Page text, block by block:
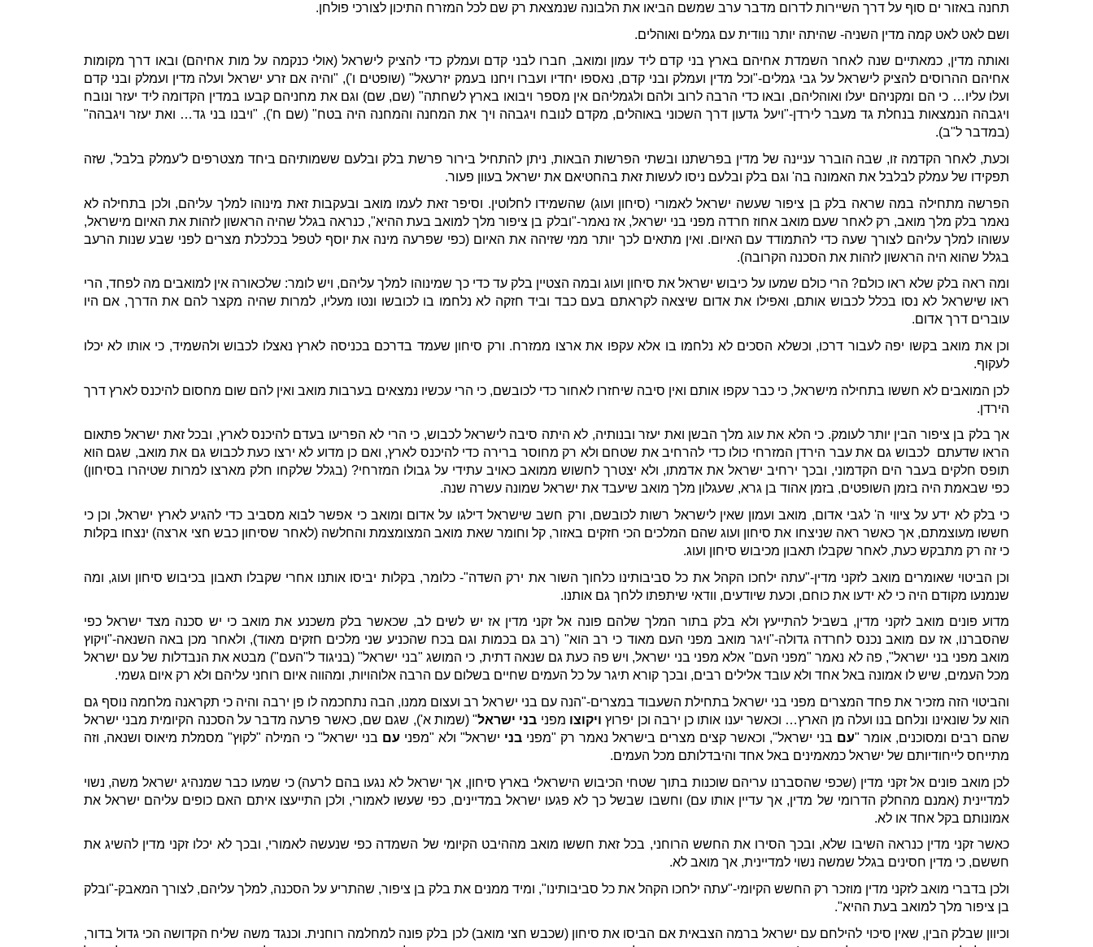
תחנה באזור ים סוף על דרך השיירות לדרום מדבר ערב שמשם הביאו את הלבונה שנמצאת רק שם לכל המזרח התיכון לצורכי פולחן.
ושם לאט לאט קמה מדין השניה- שהיתה יותר נוודית עם גמלים ואוהלים.
ואותה מדין, כמאתיים שנה לאחר השמדת אחיהם בארץ בני קדם ליד עמון ומואב, חברו לבני קדם ועמלק כדי להציק לישראל (אולי כנקמה על מות אחיהם) ובאו דרך מקומות
אחיהם ההרוסים להציק לישראל על גבי גמלים-"וכל מדין ועמלק ובני קדם, נאספו יחדיו ועברו ויחנו בעמק יזרעאל" (שופטים ו'), "והיה אם זרע ישראל ועלה מדין ועמלק ובני קדם
ועלו עליו… כי הם ומקניהם יעלו ואוהליהם, ובאו כדי הרבה לרוב ולהם ולגמליהם אין מספר ויבואו בארץ לשחתה" (שם, שם) וגם את מחניהם קבעו במדין הקדומה ליד יעזר ונובח
ויגבהה הנמצאות בנחלת גד מעבר לירדן-"ויעל גדעון דרך השכוני באוהלים, מקדם לנובח ויגבהה ויך את המחנה והמחנה היה בטח" (שם ח'), "ויבנו בני גד… ואת יעזר ויגבהה"
(במדבר ל"ב).
וכעת, לאחר הקדמה זו, שבה הוברר עניינה של מדין בפרשתנו ובשתי הפרשות הבאות, ניתן להתחיל בירור פרשת בלק ובלעם ששמותיהם ביחד מצטרפים ל'עמלק בלבל', שזה
תפקידו של עמלק לבלבל את האמונה בה' וגם בלק ובלעם ניסו לעשות זאת בהחטיאם את ישראל בעוון פעור.
הפרשה מתחילה במה שראה בלק בן ציפור שעשה ישראל לאמורי (סיחון ועוג) שהשמידו לחלוטין. וסיפר זאת לעמו מואב ובעקבות זאת מינוהו למלך עליהם, ולכן בתחילה לא
נאמר בלק מלך מואב, רק לאחר שעם מואב אחוז חרדה מפני בני ישראל, אז נאמר-"ובלק בן ציפור מלך למואב בעת ההיא", כנראה בגלל שהיה הראשון לזהות את האיום מישראל,
עשוהו למלך עליהם לצורך שעה כדי להתמודד עם האיום. ואין מתאים לכך יותר ממי שזיהה את האיום (כפי שפרעה מינה את יוסף לטפל בכלכלת מצרים לפני שבע שנות הרעב
בגלל שהוא היה הראשון לזהות את הסכנה הקרובה).
ומה ראה בלק שלא ראו כולם? הרי כולם שמעו על כיבוש ישראל את סיחון ועוג ובמה הצטיין בלק עד כדי כך שמינוהו למלך עליהם, ויש לומר: שלכאורה אין למואבים מה לפחד, הרי
ראו שישראל לא נסו בכלל לכבוש אותם, ואפילו את אדום שיצאה לקראתם בעם כבד וביד חזקה לא נלחמו בו לכובשו ונטו מעליו, למרות שהיה מקצר להם את הדרך, אם היו
עוברים דרך אדום.
וכן את מואב בקשו יפה לעבור דרכו, וכשלא הסכים לא נלחמו בו אלא עקפו את ארצו ממזרח. ורק סיחון שעמד בדרכם בכניסה לארץ נאצלו לכבוש ולהשמיד, כי אותו לא יכלו
לעקוף.
לכן המואבים לא חששו בתחילה מישראל, כי כבר עקפו אותם ואין סיבה שיחזרו לאחור כדי לכובשם, כי הרי עכשיו נמצאים בערבות מואב ואין להם שום מחסום להיכנס לארץ דרך
הירדן.
אך בלק בן ציפור הבין יותר לעומק. כי הלא את עוג מלך הבשן ואת יעזר ובנותיה, לא היתה סיבה לישראל לכבוש, כי הרי לא הפריעו בעדם להיכנס לארץ, ובכל זאת ישראל פתאום
הראו שדעתם לכבוש גם את עבר הירדן המזרחי כולו כדי להרחיב את שטחם ולא רק מחוסר ברירה כדי להיכנס לארץ, ואם כן מדוע לא ירצו כעת לכבוש גם את מואב, שגם הוא
תופס חלקים בעבר הים הקדמוני, ובכך ירחיב ישראל את אדמתו, ולא יצטרך לחשוש ממואב כאויב עתידי על גבולו המזרחי? (בגלל שלקחו חלק מארצו למרות שטיהרו בסיחון)
כפי שבאמת היה בזמן השופטים, בזמן אהוד בן גרא, שעגלון מלך מואב שיעבד את ישראל שמונה עשרה שנה.
כי בלק לא ידע על ציווי ה' לגבי אדום, מואב ועמון שאין לישראל רשות לכובשם, ורק חשב שישראל דילגו על אדום ומואב כי אפשר לבוא מסביב כדי להגיע לארץ ישראל, וכן כי
חששו מעוצמתם, אך כאשר ראה שניצחו את סיחון ועוג שהם המלכים הכי חזקים באזור, קל וחומר שאת מואב המצומצמת והחלשה (לאחר שסיחון כבש חצי ארצה) ינצחו בקלות
כי זה רק מתבקש כעת, לאחר שקבלו תאבון מכיבוש סיחון ועוג.
וכן הביטוי שאומרים מואב לזקני מדין-"עתה ילחכו הקהל את כל סביבותינו כלחוך השור את ירק השדה"- כלומר, בקלות יביסו אותנו אחרי שקבלו תאבון בכיבוש סיחון ועוג, ומה
שנמנעו מקודם היה כי לא ידעו את כוחם, וכעת שיודעים, וודאי שיתפתו ללחך גם אותנו.
מדוע פונים מואב לזקני מדין, בשביל להתייעץ ולא בלק בתור המלך שלהם פונה אל זקני מדין אז יש לשים לב, שכאשר בלק משכנע את מואב כי יש סכנה מצד ישראל כפי
שהסברנו, אז עם מואב נכנס לחרדה גדולה-"ויגר מואב מפני העם מאוד כי רב הוא" (רב גם בכמות וגם בכח שהכניע שני מלכים חזקים מאוד), ולאחר מכן באה השנאה-"ויקוץ
מואב מפני בני ישראל", פה לא נאמר "מפני העם" אלא מפני בני ישראל, ויש פה כעת גם שנאה דתית, כי המושג "בני ישראל" (בניגוד ל"העם") מבטא את הנבדלות של עם ישראל
מכל העמים, שיש לו אמונה באל אחד ולא עובד אלילים רבים, ובכך קורא תיגר על כל העמים שחיים בשלום עם הרבה אלוהויות, ומהווה איום רוחני עליהם ולא רק איום גשמי.
והביטוי הזה מזכיר את פחד המצרים מפני בני ישראל בתחילת השעבוד במצרים-"הנה עם בני ישראל רב ועצום ממנו, הבה נתחכמה לו פן ירבה והיה כי תקראנה מלחמה נוסף גם
הוא על שונאינו ונלחם בנו ועלה מן הארץ… וכאשר יענו אותו כן ירבה וכן יפרוץ ויקוצו מפני בני ישראל" (שמות א'), שגם שם, כאשר פרעה מדבר על הסכנה הקיומית מבני ישראל
שהם רבים ומסוכנים, אומר "עם בני ישראל", וכאשר קצים מצרים בישראל נאמר רק "מפני בני ישראל" ולא "מפני עם בני ישראל" כי המילה "לקוץ" מסמלת מיאוס ושנאה, וזה
מתייחס לייחודיותם של ישראל כמאמינים באל אחד והיבדלותם מכל העמים.
לכן מואב פונים אל זקני מדין (שכפי שהסברנו עריהם שוכנות בתוך שטחי הכיבוש הישראלי בארץ סיחון, אך ישראל לא נגעו בהם לרעה) כי שמעו כבר שמנהיג ישראל משה, נשוי
למדיינית (אמנם מהחלק הדרומי של מדין, אך עדיין אותו עם) וחשבו שבשל כך לא פגעו ישראל במדיינים, כפי שעשו לאמורי, ולכן התייעצו איתם האם כופים עליהם ישראל את
אמונותם בקל אחד או לא.
כאשר זקני מדין כנראה השיבו שלא, ובכך הסירו את החשש הרוחני, בכל זאת חששו מואב מההיבט הקיומי של השמדה כפי שנעשה לאמורי, ובכך לא יכלו זקני מדין להשיג את
חששם, כי מדין חסינים בגלל שמשה נשוי למדיינית, אך מואב לא.
ולכן בדברי מואב לזקני מדין מוזכר רק החשש הקיומי-"עתה ילחכו הקהל את כל סביבותינו", ומיד ממנים את בלק בן ציפור, שהתריע על הסכנה, למלך עליהם, לצורך המאבק-"ובלק
בן ציפור מלך למואב בעת ההיא".
וכיוון שבלק הבין, שאין סיכוי להילחם עם ישראל ברמה הצבאית אם הביסו את סיחון (שכבש חצי מואב) לכן בלק פונה למחלמה רוחנית. וכנגד משה שליח הקדושה הכי גדול בדור,